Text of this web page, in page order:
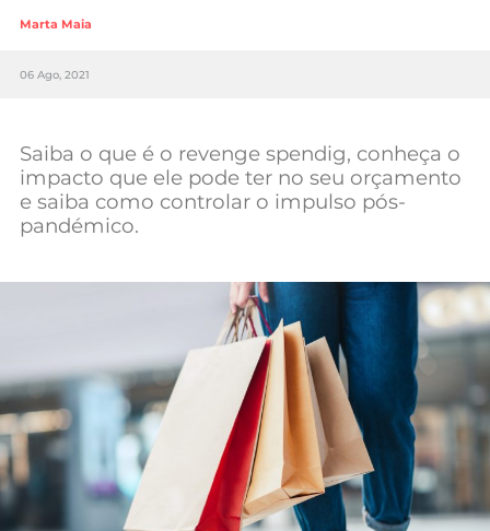
Lifestyle
Sociedade
Negócios
Mundial 2026
Marta Maia
06 Ago, 2021
Saiba o que é o revenge spendig, conheça o
impacto que ele pode ter no seu orçamento
e saiba como controlar o impulso pós-
pandémico.